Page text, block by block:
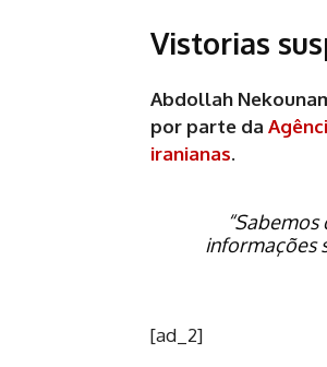
Vistorias
Abdollah
por parte da
iranianas.
informações
[ad_2]